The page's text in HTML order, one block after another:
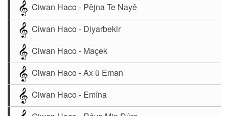
Ciwan Haco - Pêjna Te Nayê
Ciwan Haco - Diyarbekir
Ciwan Haco - Maçek
Ciwan Haco - Ax û Eman
Ciwan Haco - Emîna